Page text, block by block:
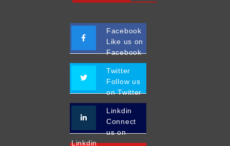
Facebook
Like us on
Facebook
Twitter
Follow us
on Twitter
Linkdin
Connect
us on
Linkdin